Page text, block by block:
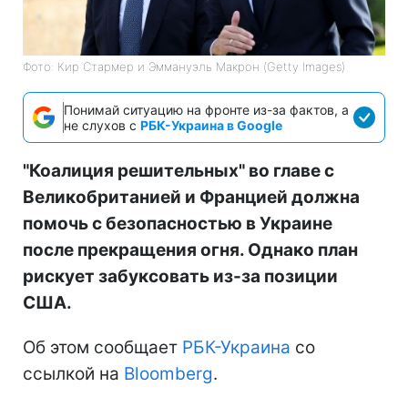
Фото: Кир Стармер и Эммануэль Макрон (Getty Images)
Понимай ситуацию на фронте из-за фактов, а
не слухов с РБК-Украина в Google
"Коалиция решительных" во главе с
Великобританией и Францией должна
помочь с безопасностью в Украине
после прекращения огня. Однако план
рискует забуксовать из-за позиции
США.
Об этом сообщает РБК-Украина со
ссылкой на Bloomberg.